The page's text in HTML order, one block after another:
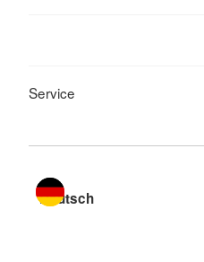
Service
Sprache wechseln zu